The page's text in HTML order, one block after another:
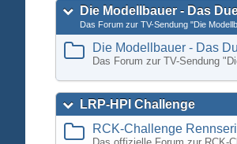
Die Modellbauer - Das
Das Forum zur TV-Sendung "Die
Die Modellbauer - Das
Das Forum zur TV-Sendung
LRP-HPI Challenge
RCK-Challenge